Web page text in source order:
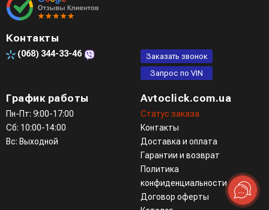
Контакты
(068) 344-33-46
Заказать звонок
Запрос по VIN
График работы
Пн-Пт: 9:00-17:00
Сб: 10:00-14:00
Вс: Выходной
Avtoclick.com.ua
Статус заказа
Контакты
Доставка и оплата
Гарантии и возврат
Политика
конфиденциальности
Договор оферты